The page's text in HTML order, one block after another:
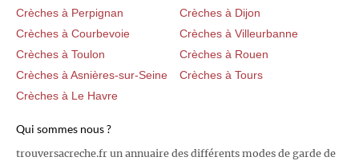
Crèches à Perpignan
Crèches à Dijon
Crèches à Courbevoie
Crèches à Villeurbanne
Crèches à Toulon
Crèches à Rouen
Crèches à Asnières-sur-Seine
Crèches à Tours
Crèches à Le Havre
Qui sommes nous ?
trouversacreche.fr un annuaire des différents modes de garde de